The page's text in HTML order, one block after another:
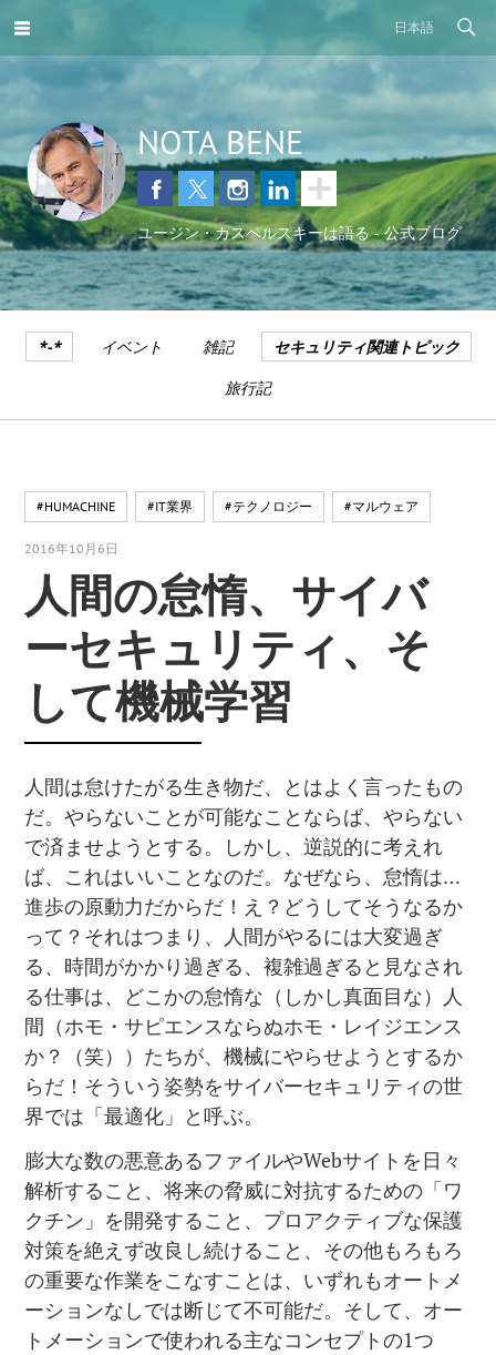
日本語
NOTA BENE
ユージン・カスペルスキーは語る - 公式ブログ
*-* イベント 雑記
セキュリティ関連トピック
旅行記
#HUMACHINE #IT業界 #テクノロジー #マルウェア
2016年10月6日
人間の怠惰、サイバ
ーセキュリティ、そ
して機械学習
人間は怠けたがる生き物だ、とはよく言ったもの
だ。やらないことが可能なことならば、やらない
で済ませようとする。しかし、逆説的に考えれ
ば、これはいいことなのだ。なぜなら、怠惰は…
進歩の原動力だからだ！え？どうしてそうなるか
って？それはつまり、人間がやるには大変過ぎ
る、時間がかかり過ぎる、複雑過ぎると見なされ
る仕事は、どこかの怠惰な（しかし真面目な）人
間（ホモ・サピエンスならぬホモ・レイジエンス
か？（笑））たちが、機械にやらせようとするか
らだ！そういう姿勢をサイバーセキュリティの世
界では「最適化」と呼ぶ。
膨大な数の悪意あるファイルやWebサイトを日々
解析すること、将来の脅威に対抗するための「ワ
クチン」を開発すること、プロアクティブな保護
対策を絶えず改良し続けること、その他もろもろ
の重要な作業をこなすことは、いずれもオートメ
ーションなしでは断じて不可能だ。そして、オー
トメーションで使われる主なコンセプトの1つ